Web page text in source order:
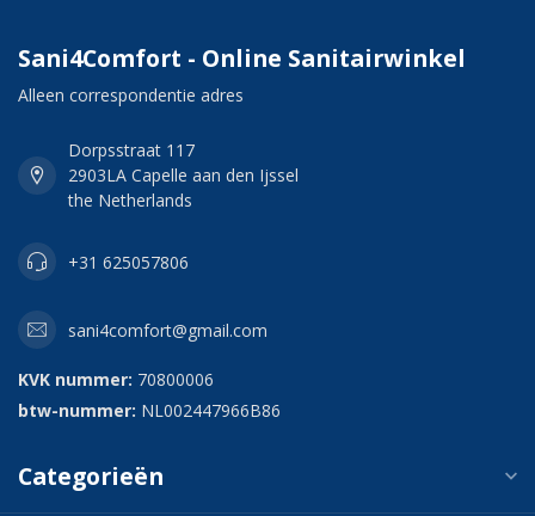
Sani4Comfort - Online Sanitairwinkel
Alleen correspondentie adres
Dorpsstraat 117
2903LA Capelle aan den Ijssel
the Netherlands
+31 625057806
sani4comfort@gmail.com
KVK nummer: 70800006
btw-nummer: NL002447966B86
Categorieën